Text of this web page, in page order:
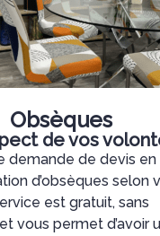
Obsèques
de vos
demande de devis en
d’obsèques selon
est gratuit, sans
vous permet d’avoir